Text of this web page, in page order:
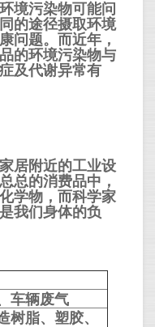
境污染物可能问
的途径摄取环境
问题。而近年，
的环境污染物与
及代谢异常有
居附近的工业设
总的消费品中，
学物，而科学家
我们身体的负
车辆废气
树脂、塑胶、